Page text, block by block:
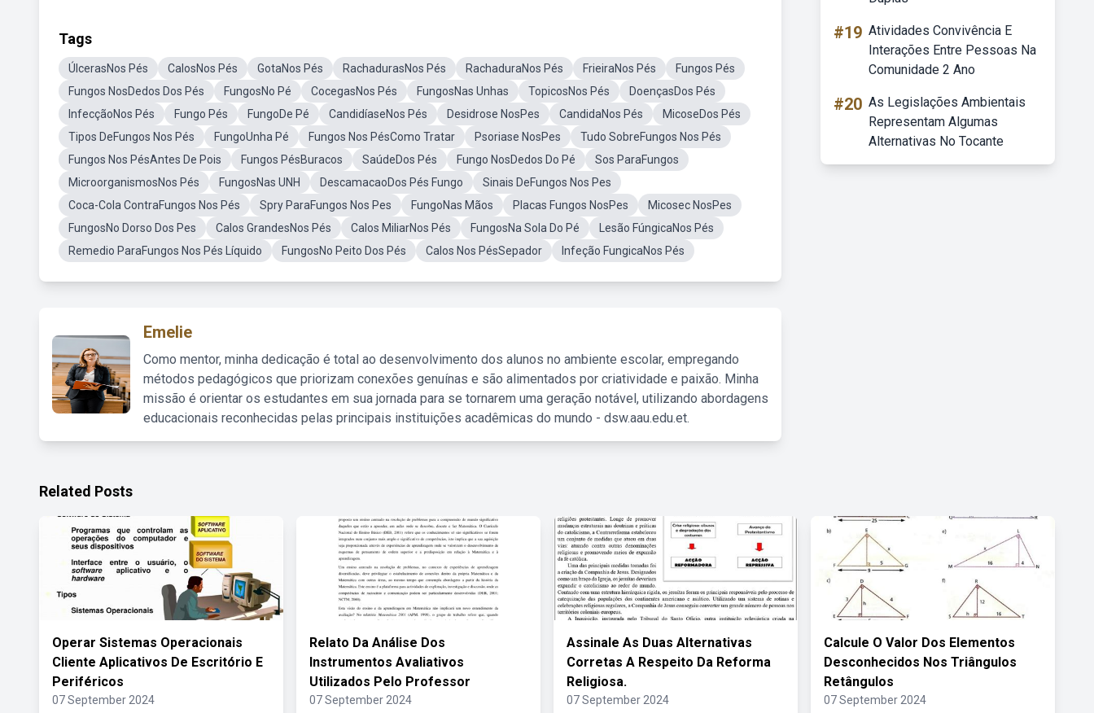
Tags
ÚlcerasNos Pés CalosNos Pés GotaNos Pés RachadurasNos Pés RachaduraNos Pés FrieiraNos Pés
Fungos Pés
Fungos NosDedos Dos Pés
FungosNo Pé CocegasNos Pés FungosNas Unhas TopicosNos Pés
DoençasDos Pés
InfecçãoNos Pés
Fungo Pés FungoDe Pé CandidíaseNos Pés Desidrose NosPes CandidaNos Pés
MicoseDos Pés
Tipos DeFungos Nos Pés
FungoUnha Pé Fungos Nos PésComo Tratar Psoriase NosPes
Tudo SobreFungos Nos Pés
Fungos Nos PésAntes De Pois
Fungos PésBuracos SaúdeDos Pés Fungo NosDedos Do Pé
Sos ParaFungos
MicroorganismosNos Pés
FungosNas UNH DescamacaoDos Pés Fungo
Sinais DeFungos Nos Pes
Coca-Cola ContraFungos Nos Pés
Spry ParaFungos Nos Pes FungoNas Mãos Placas Fungos NosPes
Micosec NosPes
FungosNo Dorso Dos Pes
Calos GrandesNos Pés Calos MiliarNos Pés FungosNa Sola Do Pé
Lesão FúngicaNos Pés
Remedio ParaFungos Nos Pés Líquido
FungosNo Peito Dos Pés Calos Nos PésSepador Infeção FungicaNos Pés
Emelie
Como mentor, minha dedicação é total ao desenvolvimento dos alunos no ambiente escolar, empregando
métodos pedagógicos que priorizam conexões genuínas e são alimentados por criatividade e paixão. Minha
missão é orientar os estudantes em sua jornada para se tornarem uma geração notável, utilizando abordagens
educacionais reconhecidas pelas principais instituições acadêmicas do mundo - dsw.aau.edu.et.
#19 Atividades Convivência E
Interações Entre Pessoas Na
Comunidade 2 Ano
#20 As Legislações Ambientais
Representam Algumas
Alternativas No Tocante
Related Posts
Operar Sistemas Operacionais
Cliente Aplicativos De Escritório E
Periféricos
07 September 2024
Relato Da Análise Dos
Instrumentos Avaliativos
Utilizados Pelo Professor
07 September 2024
Assinale As Duas Alternativas
Corretas A Respeito Da Reforma
Religiosa.
07 September 2024
Calcule O Valor Dos Elementos
Desconhecidos Nos Triângulos
Retângulos
07 September 2024